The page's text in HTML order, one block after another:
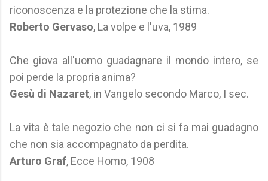
riconoscenza e la protezione che la stima.
Roberto Gervaso, La volpe e l'uva, 1989
Che giova all'uomo guadagnare il mondo intero, se
poi perde la propria anima?
Gesù di Nazaret, in Vangelo secondo Marco, I sec.
La vita è tale negozio che non ci si fa mai guadagno
che non sia accompagnato da perdita.
Arturo Graf, Ecce Homo, 1908